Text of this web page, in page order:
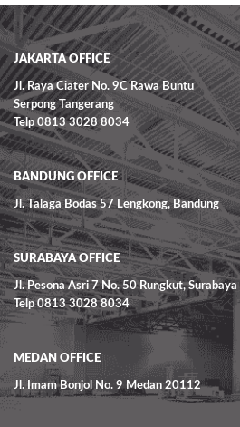
READ MORE
JAKARTA OFFICE
Jl. Raya Ciater No. 9C Rawa Buntu
Serpong Tangerang
Telp 0813 3028 8034
BANDUNG OFFICE
Jl. Talaga Bodas 57 Lengkong, Bandung
SURABAYA OFFICE
Jl. Pesona Asri 7 No. 50 Rungkut, Surabaya
Telp 0813 3028 8034
MEDAN OFFICE
Jl. Imam Bonjol No. 9 Medan 20112